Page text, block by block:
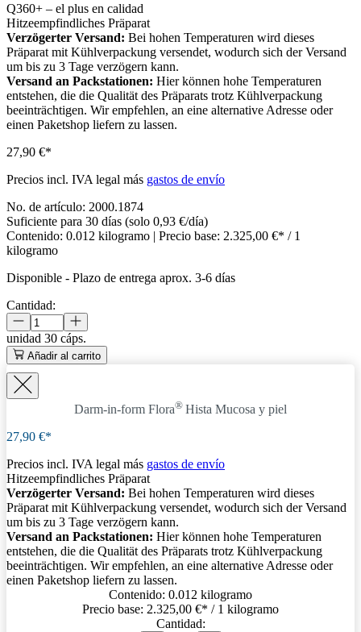
Q360+ – el plus en calidad
Hitzeempfindliches Präparat
Verzögerter Versand: Bei hohen Temperaturen wird dieses
Präparat mit Kühlverpackung versendet, wodurch sich der Versand
um bis zu 3 Tage verzögern kann.
Versand an Packstationen: Hier können hohe Temperaturen
entstehen, die die Qualität des Präparats trotz Kühlverpackung
beeinträchtigen. Wir empfehlen, an eine alternative Adresse oder
einen Paketshop liefern zu lassen.
27,90 €*
Precios incl. IVA legal más gastos de envío
No. de artículo: 2000.1874
Suficiente para 30 días (solo 0,93 €/día)
Contenido: 0.012 kilogramo | Precio base: 2.325,00 €* / 1
kilogramo
Disponible - Plazo de entrega aprox. 3-6 días
Cantidad:
unidad 30 cáps.
Añadir al carrito
Darm-in-form Flora® Hista Mucosa y piel
27,90 €*
Precios incl. IVA legal más gastos de envío
Hitzeempfindliches Präparat
Verzögerter Versand: Bei hohen Temperaturen wird dieses
Präparat mit Kühlverpackung versendet, wodurch sich der Versand
um bis zu 3 Tage verzögern kann.
Versand an Packstationen: Hier können hohe Temperaturen
entstehen, die die Qualität des Präparats trotz Kühlverpackung
beeinträchtigen. Wir empfehlen, an eine alternative Adresse oder
einen Paketshop liefern zu lassen.
Contenido: 0.012 kilogramo
Precio base: 2.325,00 €* / 1 kilogramo
Cantidad: